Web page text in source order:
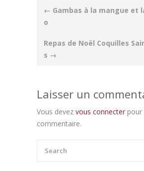
Post
navigation
← Gambas à la mangue et
o
Repas de Noël Coquilles
s →
Laisser un
Vous devez vous connecter pour
commentaire.